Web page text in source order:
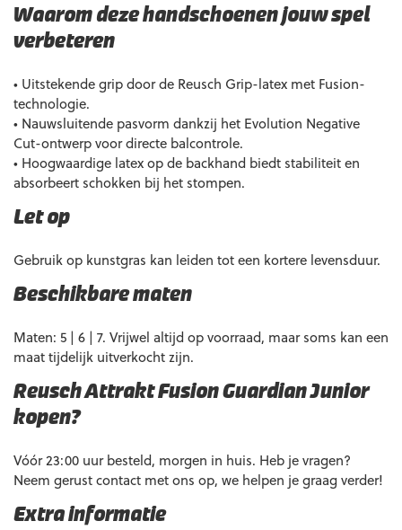
Extra informatie
Waarom deze handschoenen jouw spel
verbeteren
• Uitstekende grip door de Reusch Grip-latex met Fusion-
technologie.
• Nauwsluitende pasvorm dankzij het Evolution Negative
Cut-ontwerp voor directe balcontrole.
• Hoogwaardige latex op de backhand biedt stabiliteit en
absorbeert schokken bij het stompen.
Let op
Gebruik op kunstgras kan leiden tot een kortere levensduur.
Beschikbare maten
Maten: 5 | 6 | 7. Vrijwel altijd op voorraad, maar soms kan een
maat tijdelijk uitverkocht zijn.
Reusch Attrakt Fusion Guardian Junior
kopen?
Vóór 23:00 uur besteld, morgen in huis. Heb je vragen?
Neem gerust contact met ons op, we helpen je graag verder!